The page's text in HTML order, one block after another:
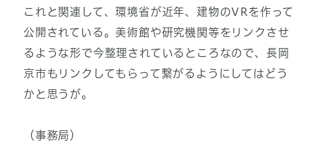
これと関連して、環境省が近年、建物のVRを作って
公開されている。美術館や研究機関等をリンクさせ
るような形で今整理されているところなので、長岡
京市もリンクしてもらって繋がるようにしてはどう
かと思うが。
（事務局）